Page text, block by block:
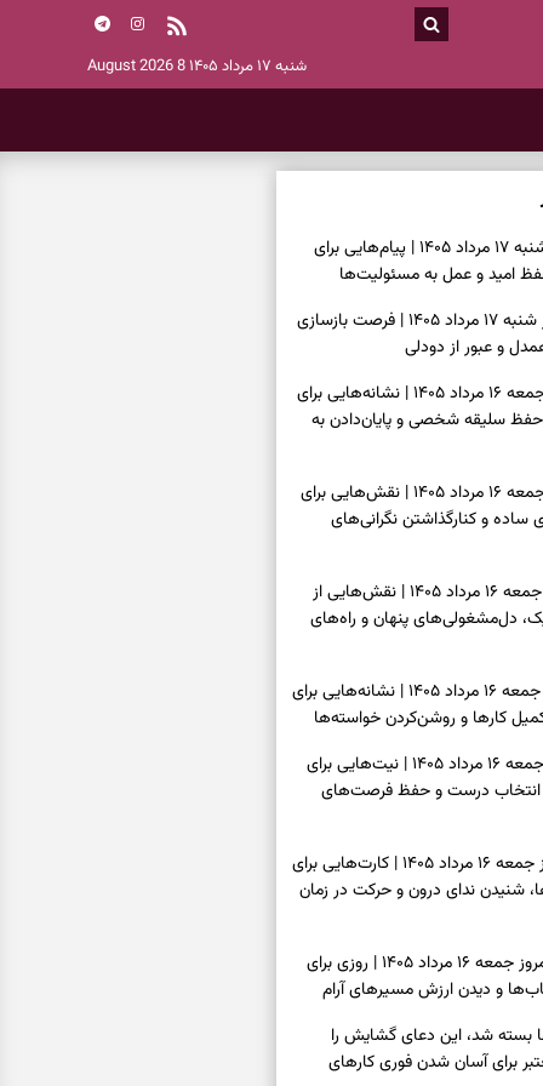
شنبه ۱۷ مرداد ۱۴۰۵ 8 August 2026
فال انبیا امروز شنبه ۱۷ مرداد ۱۴۰۵ | پیام‌هایی برای
امید و عمل به مسئولیت‌ها
فال حافظ امروز شنبه ۱۷ مرداد ۱۴۰۵ | فرصت بازسازی
و عبور از دودلی
فال اسم امروز جمعه ۱۶ مرداد ۱۴۰۵ | نشانه‌هایی برای
حفظ سلیقه شخصی و پایان‌دادن به
فال چای امروز جمعه ۱۶ مرداد ۱۴۰۵ | نقش‌هایی برای
و کنارگذاشتن نگرانی‌های
فال قهوه امروز جمعه ۱۶ مرداد ۱۴۰۵ | نقش‌هایی از
دل‌مشغولی‌های پنهان و راه‌های
فال شمع امروز جمعه ۱۶ مرداد ۱۴۰۵ | نشانه‌هایی برای
کارها و روشن‌کردن خواسته‌ها
فال ابجد امروز جمعه ۱۶ مرداد ۱۴۰۵ | نیت‌هایی برای
درست و حفظ فرصت‌های
فال تاروت امروز جمعه ۱۶ مرداد ۱۴۰۵ | کارت‌هایی برای
شنیدن ندای درون و حرکت در زمان
فال سرنوشت امروز جمعه ۱۶ مرداد ۱۴۰۵ | روزی برای
و دیدن ارزش مسیرهای آرام
بسته شد، این دعای گشایش را
برای آسان شدن فوری کارهای